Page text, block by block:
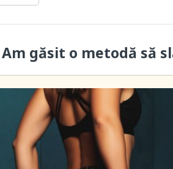
găsit o metodă să